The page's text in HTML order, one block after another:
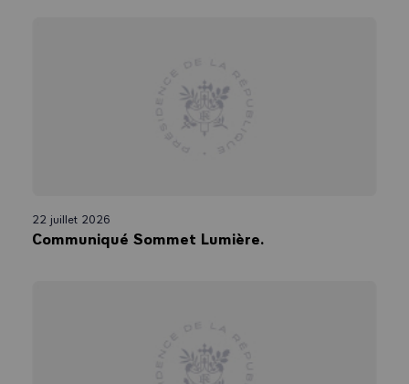
22 juillet 2026
Communiqué Sommet Lumière.